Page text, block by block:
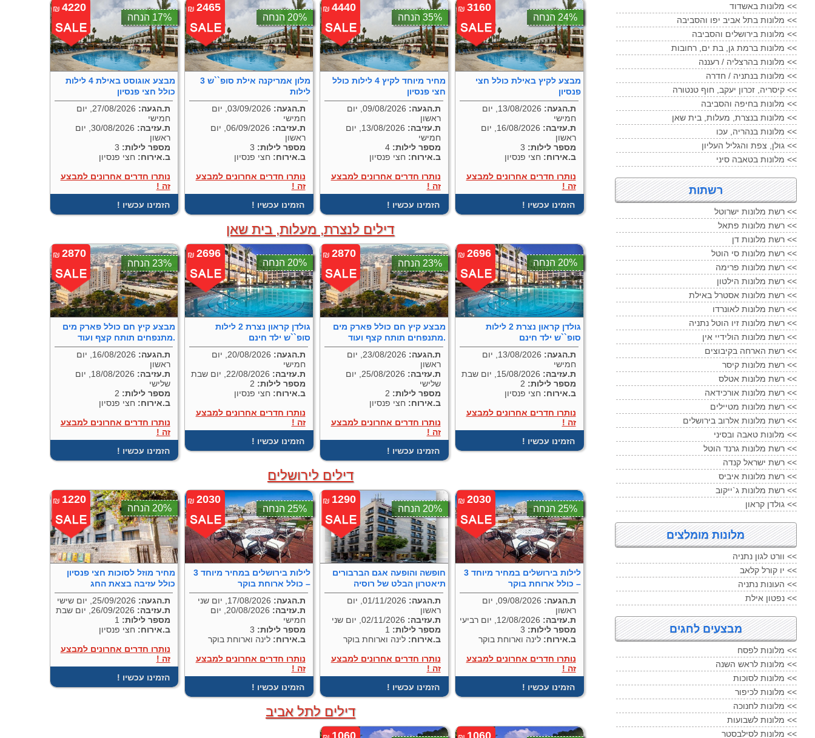
3160
₪
24% הנחה
מבצע לקיץ באילת כולל חצי
פנסיון
ת.הגעה:
13/08/2026, יום
חמישי
ת.עזיבה:
16/08/2026, יום
ראשון
מספר לילות:
ב.אירוח: חצי פנסיון
נותרו חדרים אחרונים למבצע
זה !
! הזמינו עכשיו
4440
₪
35% הנחה
מחיר מיוחד לקיץ 4 לילות כולל
חצי פנסיון
ת.הגעה:
09/08/2026, יום
ראשון
ת.עזיבה:
13/08/2026, יום
חמישי
מספר לילות: 4
ב.אירוח: חצי פנסיון
נותרו חדרים אחרונים למבצע
זה !
! הזמינו עכשיו
2465
₪
20% הנחה
מלון אמריקנה אילת סופ``ש 3
לילות
ת.הגעה:
03/09/2026, יום
חמישי
ת.עזיבה:
06/09/2026, יום
ראשון
מספר לילות:
ב.אירוח: חצי פנסיון
נותרו חדרים אחרונים למבצע
זה !
! הזמינו עכשיו
4220
₪
17% הנחה
מבצע אוגוסט באילת 4 לילות
כולל חצי פנסיון
ת.הגעה:
27/08/2026, יום
חמישי
ת.עזיבה:
30/08/2026, יום
ראשון
מספר לילות:
ב.אירוח: חצי פנסיון
נותרו חדרים אחרונים למבצע
זה !
! הזמינו עכשיו
דילים לנצרת, מעלות, בית שאן
2696
₪
20% הנחה
גולדן קראון נצרת 2 לילות
סופ``ש ילד חינם
ת.הגעה:
13/08/2026, יום
חמישי
ת.עזיבה: 15/08/2026, יום שבת
מספר לילות:
ב.אירוח: חצי פנסיון
נותרו חדרים אחרונים למבצע
זה !
! הזמינו עכשיו
2870
₪
23% הנחה
מבצע קיץ חם כולל פארק מים
מתנפחים תותח קצף ועוד.
ת.הגעה:
23/08/2026, יום
ראשון
ת.עזיבה:
25/08/2026, יום
שלישי
מספר לילות:
ב.אירוח: חצי פנסיון
נותרו חדרים אחרונים למבצע
זה !
! הזמינו עכשיו
2696
₪
20% הנחה
גולדן קראון נצרת 2 לילות
סופ``ש ילד חינם
ת.הגעה:
20/08/2026, יום
חמישי
ת.עזיבה: 22/08/2026, יום שבת
מספר לילות:
ב.אירוח: חצי פנסיון
נותרו חדרים אחרונים למבצע
זה !
! הזמינו עכשיו
2870
₪
23% הנחה
מבצע קיץ חם כולל פארק מים
מתנפחים תותח קצף ועוד.
ת.הגעה:
16/08/2026, יום
ראשון
ת.עזיבה:
18/08/2026, יום
שלישי
מספר לילות:
ב.אירוח: חצי פנסיון
נותרו חדרים אחרונים למבצע
זה !
! הזמינו עכשיו
דילים לירושלים
2030
₪
25% הנחה
3 לילות בירושלים במחיר מיוחד
– כולל ארוחת בוקר
ת.הגעה:
09/08/2026, יום
ראשון
ת.עזיבה: 12/08/2026, יום רביעי
מספר לילות:
ב.אירוח: לינה וארוחת בוקר
נותרו חדרים אחרונים למבצע
זה !
! הזמינו עכשיו
1290
₪
20% הנחה
חופשה והופעה אגם הברבורים
תיאטרון הבלט של רוסיה
ת.הגעה:
01/11/2026, יום
ראשון
ת.עזיבה: 02/11/2026, יום שני
מספר לילות:
ב.אירוח: לינה וארוחת בוקר
נותרו חדרים אחרונים למבצע
זה !
! הזמינו עכשיו
2030
₪
25% הנחה
3 לילות בירושלים במחיר מיוחד
– כולל ארוחת בוקר
ת.הגעה:
ת.עזיבה:
20/08/2026, יום
חמישי
מספר לילות:
ב.אירוח: לינה וארוחת בוקר
נותרו חדרים אחרונים למבצע
זה !
! הזמינו עכשיו
1220
₪
20% הנחה
מחיר מוזל לסוכות חצי פנסיון
כולל עזיבה בצאת החג
ת.הגעה:
ת.עזיבה: 26/09/2026, יום שבת
מספר לילות:
ב.אירוח: חצי פנסיון
נותרו חדרים אחרונים למבצע
זה !
! הזמינו עכשיו
דילים לתל אביב
1060
1060
מלונות באשדוד <<
מלונות בתל אביב יפו והסביבה <<
מלונות בירושלים והסביבה <<
מלונות ברמת גן, בת ים, רחובות <<
מלונות בהרצליה / רעננה <<
מלונות בנתניה / חדרה <<
קיסריה, זכרון יעקב, חוף טנטורה <<
מלונות בחיפה והסביבה <<
מלונות בנצרת, מעלות, בית שאן <<
מלונות בנהריה, עכו <<
גולן, צפת והגליל העליון <<
מלונות בטאבה סיני <<
רשתות
רשת מלונות ישרוטל <<
רשת מלונות פתאל <<
רשת מלונות דן <<
רשת מלונות סי הוטל <<
רשת מלונות פרימה <<
רשת מלונות הילטון <<
רשת מלונות אסטרל באילת <<
רשת מלונות לאונרדו <<
רשת מלונות זיו הוטל נתניה <<
רשת מלונות הולידיי אין <<
רשת הארחה בקיבוצים <<
רשת מלונות קיסר <<
רשת מלונות אטלס <<
רשת מלונות אורכידאה <<
רשת מלונות מטיילים <<
רשת מלונות אלרוב בירושלים <<
מלונות טאבה ובסיני <<
רשת מלונות גרנד הוטל <<
רשת ישראל קנדה <<
רשת מלונות איביס <<
רשת מלונות ג`ייקוב <<
גולדן קראון <<
מלונות מומלצים
וורט לגון נתניה <<
יו קורל קלאב <<
העונות נתניה <<
נפטון אילת <<
מבצעים לחגים
מלונות לפסח <<
מלונות לראש השנה <<
מלונות לסוכות <<
מלונות לכיפור <<
מלונות לחנוכה <<
מלונות לשבועות <<
מלונות לסילבסטר <<